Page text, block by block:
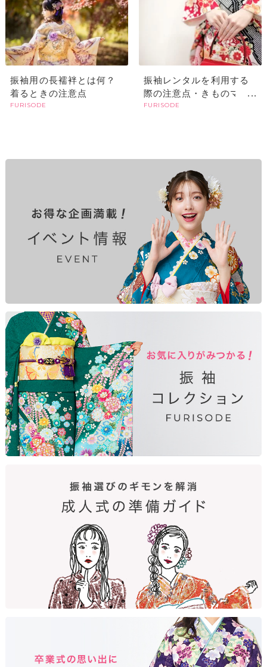
振袖用の長襦袢とは何？
着るときの注意点
FURISODE
振袖レンタルを利用する
際の注意点・きものマナ
ー
FURISODE